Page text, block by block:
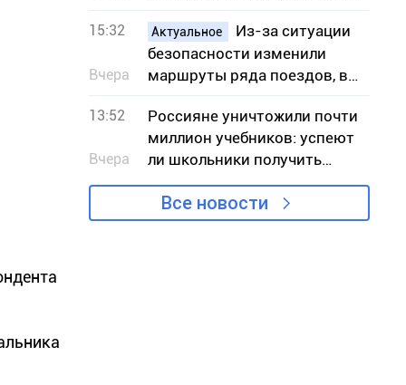
света – адреса
15:32
Вчера
Актуальное
Из-за ситуации
безопасности изменили
маршруты ряда поездов, в
частности сообщением с
Кривым Рогом
13:52
Вчера
Россияне уничтожили почти
миллион учебников: успеют
ли школьники получить
книги к учебному году
Все новости